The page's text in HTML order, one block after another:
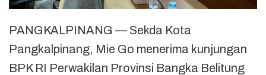
PANGKALPINANG — Sekda Kota
Pangkalpinang, Mie Go menerima kunjungan
BPK RI Perwakilan Provinsi Bangka Belitung